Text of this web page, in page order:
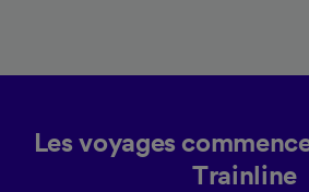
Les voyages
Trainline